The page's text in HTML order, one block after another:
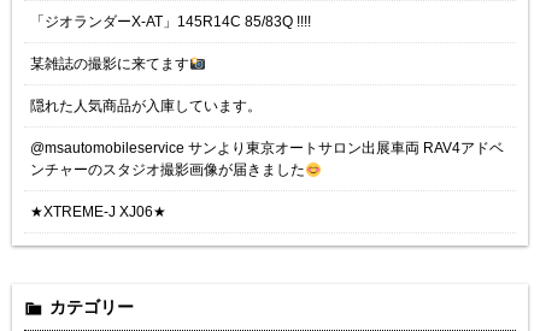
「ジオランダーX-AT」145R14C 85/83Q !!!!
某雑誌の撮影に来てます
隠れた人気商品が入庫しています。
@msautomobileservice サンより東京オートサロン出展車両 RAV4アドベ
ンチャーのスタジオ撮影画像が届きました
★XTREME-J XJ06★
カテゴリー